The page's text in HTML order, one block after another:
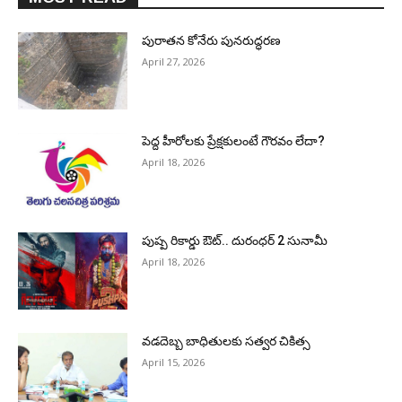
పురాత‌న కోనేరు పున‌రుద్ధ‌ర‌ణ
April 27, 2026
పెద్ద హీరోల‌కు ప్రేక్ష‌కులంటే గౌర‌వం లేదా?
April 18, 2026
పుష్ప రికార్డు ఔట్‌.. దురంధ‌ర్ 2 సునామీ
April 18, 2026
వడదెబ్బ బాధితులకు సత్వర చికిత్స
April 15, 2026